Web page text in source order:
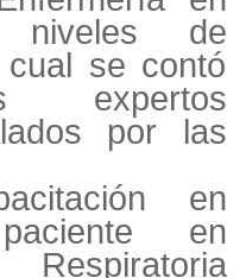
niveles de
se contó
expertos
por las
en
en